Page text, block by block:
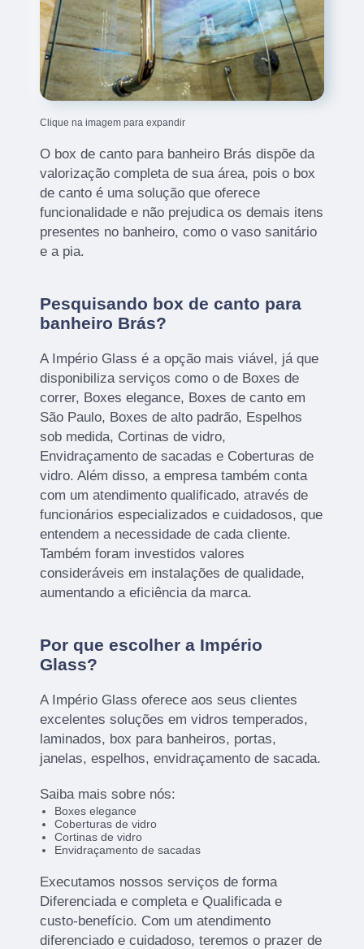
Clique na imagem para expandir
O box de canto para banheiro Brás dispõe da
valorização completa de sua área, pois o box
de canto é uma solução que oferece
funcionalidade e não prejudica os demais itens
presentes no banheiro, como o vaso sanitário
e a pia.
Pesquisando box de canto para
banheiro Brás?
A Império Glass é a opção mais viável, já que
disponibiliza serviços como o de Boxes de
correr, Boxes elegance, Boxes de canto em
São Paulo, Boxes de alto padrão, Espelhos
sob medida, Cortinas de vidro,
Envidraçamento de sacadas e Coberturas de
vidro. Além disso, a empresa também conta
com um atendimento qualificado, através de
funcionários especializados e cuidadosos, que
entendem a necessidade de cada cliente.
Também foram investidos valores
consideráveis em instalações de qualidade,
aumentando a eficiência da marca.
Por que escolher a Império
Glass?
A Império Glass oferece aos seus clientes
excelentes soluções em vidros temperados,
laminados, box para banheiros, portas,
janelas, espelhos, envidraçamento de sacada.
Saiba mais sobre nós:
Boxes elegance
Coberturas de vidro
Cortinas de vidro
Envidraçamento de sacadas
Executamos nossos serviços de forma
Diferenciada e completa e Qualificada e
custo-benefício. Com um atendimento
diferenciado e cuidadoso, teremos o prazer de